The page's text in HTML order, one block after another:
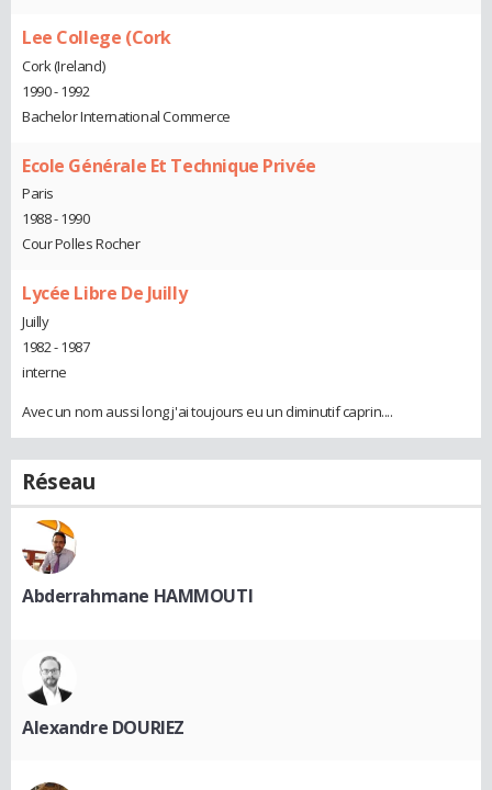
Lee College (Cork
Cork (Ireland)
1990 - 1992
Bachelor International Commerce
Ecole Générale Et Technique Privée
Paris
1988 - 1990
Cour Polles Rocher
Lycée Libre De Juilly
Juilly
1982 - 1987
interne
Avec un nom aussi long j'ai toujours eu un diminutif caprin....
Réseau
Abderrahmane HAMMOUTI
Alexandre DOURIEZ